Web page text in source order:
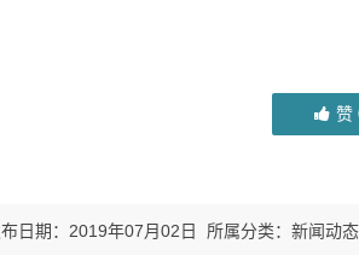
赞
日期：2019年07月02日 所属分类： 新闻动态